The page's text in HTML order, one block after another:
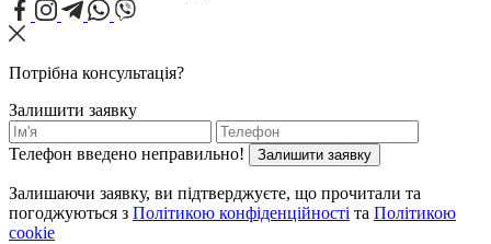
Потрібна консультація?
Залишити заявку
Телефон введено неправильно! Залишити заявку
Залишаючи заявку, ви підтверджуєте, що прочитали та
погоджуються з Політикою конфіденційності та Політикою
cookie